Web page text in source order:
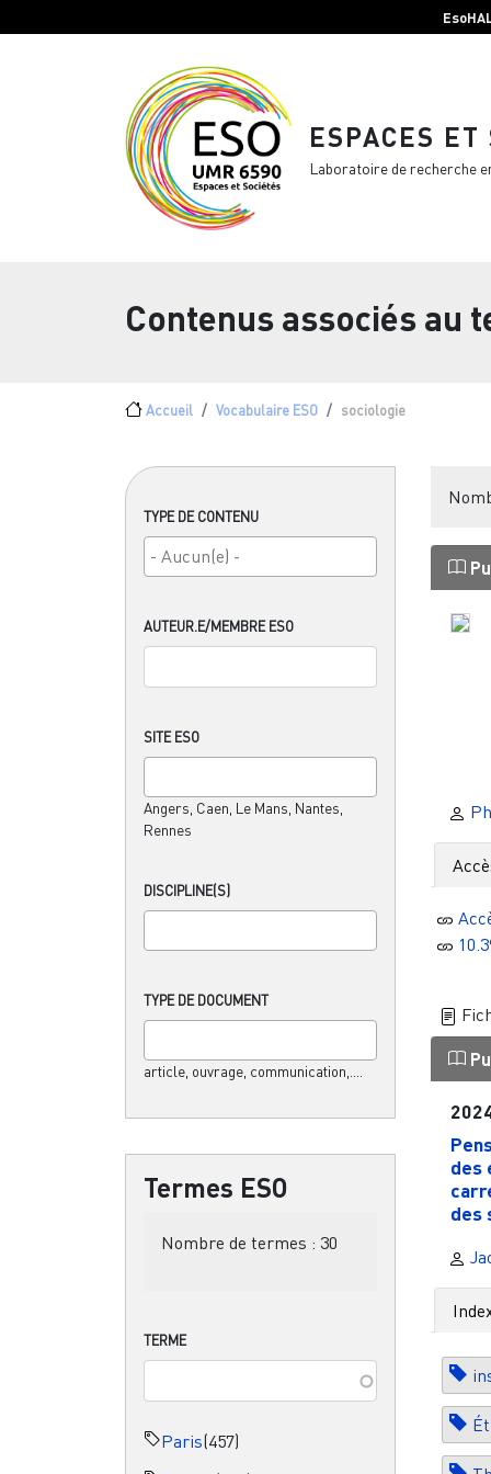
ESPACES ET
Laboratoire de recherche
Contenus associés au
Fil d'Ariane
Accueil Vocabulaire ESO sociologie
TYPE DE CONTENU
AUTEUR.E/MEMBRE ESO
SITE ESO
Angers, Caen, Le Mans, Nantes,
Rennes
DISCIPLINE(S)
TYPE DE DOCUMENT
article, ouvrage, communication,....
Termes ESO
Nombre de termes : 30
TERME
Paris(457)
des
des